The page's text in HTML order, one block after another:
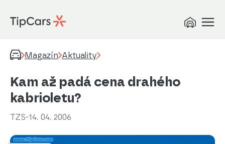
Magazín Aktuality
Kam až padá cena drahého
kabrioletu?
TZS-14. 04. 2006